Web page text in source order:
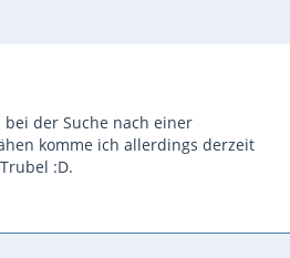
der Suche nach einer
komme ich allerdings derzeit
:D.